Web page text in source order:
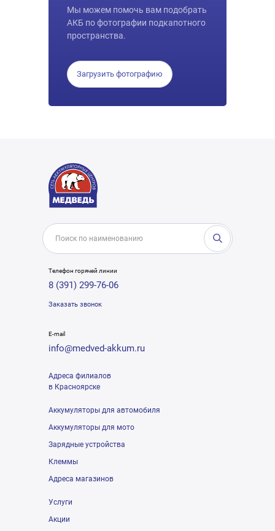
Мы можем помочь вам подобрать
АКБ по фотографии подкапотного
пространства.
Загрузить фотографию
Телефон горячей линии
8 (391) 299-76-06
Заказать звонок
E-mail
info@medved-akkum.ru
Адреса филиалов
в Красноярске
Аккумуляторы для автомобиля
Аккумуляторы для мото
Зарядные устройства
Клеммы
Адреса магазинов
Услуги
Акции